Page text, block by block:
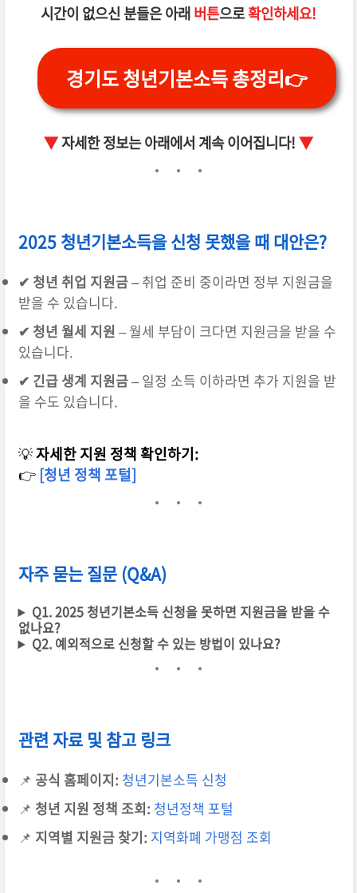
시간이 없으신 분들은 아래버튼으로확인하세요!
경기도 청년기본소득 총정리👉
▼자세한 정보는 아래에서 계속 이어집니다! ▼
2025 청년기본소득을 신청 못했을 때 대안은?
✔ 청년 취업 지원금– 취업 준비 중이라면 정부 지원금을
받을 수 있습니다.
✔ 청년 월세 지원 – 월세 부담이 크다면 지원금을 받을 수
있습니다.
✔ 긴급 생계 지원금– 일정 소득 이하라면 추가 지원을 받
을 수도 있습니다.
💡자세한 지원 정책 확인하기:
👉[청년 정책 포털]
자주 묻는 질문 (Q&A)
Q1. 2025 청년기본소득 신청을 못하면 지원금을 받을 수
없나요?
Q2. 예외적으로 신청할 수 있는 방법이 있나요?
관련 자료 및 참고 링크
📌 공식 홈페이지: 청년기본소득 신청
📌 청년 지원 정책 조회: 청년정책 포털
📌 지역별 지원금 찾기: 지역화폐 가맹점 조회